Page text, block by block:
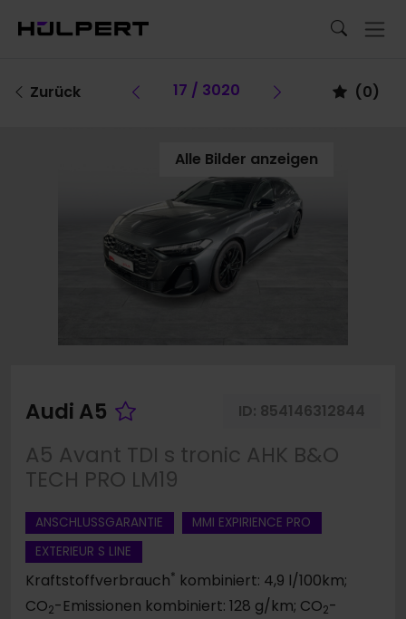
Zurück Vorheriges Fahrzeug
17 / 3020 Vorheriges
(0)
Alle Bilder anzeigen
Audi A5 Fahrzeug merken
ID: 854146312844
A5 Avant TDI s tronic AHK B&O
TECH PRO LM19
ANSCHLUSSGARANTIE
MMI EXPIRIENCE PRO
EXTERIEUR S LINE
Kraftstoffverbrauch* kombiniert: 4,9 l/100km;
CO2-Emissionen kombiniert: 128 g/km; CO2-